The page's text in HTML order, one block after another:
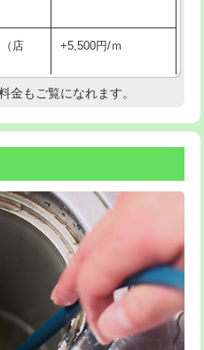
戻し作
11,000円
）使
・銅
)
44,000円
銅
+8,800円
作
11,000円~
店
+5,500円/ｍ
現地調査
+3,300円
33,000円
8,800円
・修
作業）
11,000円
金もご覧になれます。